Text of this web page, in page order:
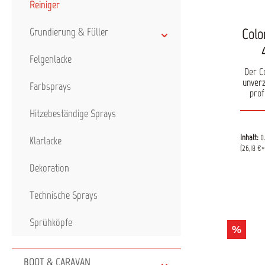
Reiniger
Grundierung & Füller
Felgenlacke
Farbsprays
Hitzebeständige Sprays
Klarlacke
Dekoration
Technische Sprays
Sprühköpfe
BOOT & CARAVAN
Der
Inhalt:
(26,18
%